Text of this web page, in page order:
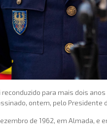
para mais dois
ontem, pelo
de 1962, em Almada,